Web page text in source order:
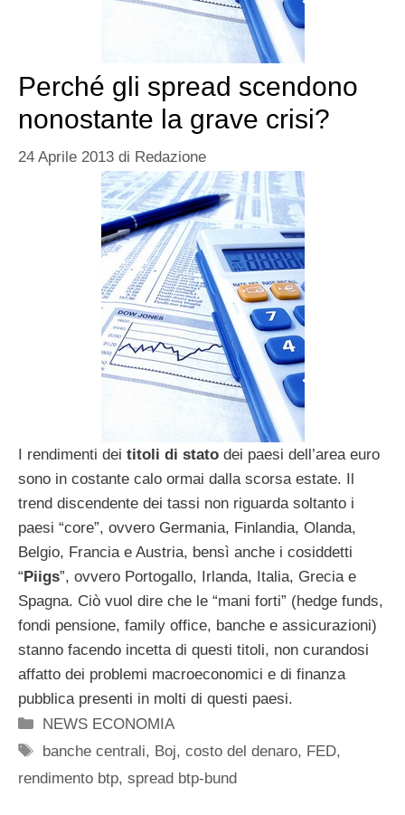
Perché gli spread scendono
nonostante la grave crisi?
24 Aprile 2013 di Redazione
I rendimenti dei titoli di stato dei paesi dell’area euro
sono in costante calo ormai dalla scorsa estate. Il
trend discendente dei tassi non riguarda soltanto i
paesi “core”, ovvero Germania, Finlandia, Olanda,
Belgio, Francia e Austria, bensì anche i cosiddetti
“Piigs”, ovvero Portogallo, Irlanda, Italia, Grecia e
Spagna. Ciò vuol dire che le “mani forti” (hedge funds,
fondi pensione, family office, banche e assicurazioni)
stanno facendo incetta di questi titoli, non curandosi
affatto dei problemi macroeconomici e di finanza
pubblica presenti in molti di questi paesi.
Categorie
NEWS ECONOMIA
Tag
banche centrali, Boj,costo del denaro, FED,
rendimento btp, spread btp-bund